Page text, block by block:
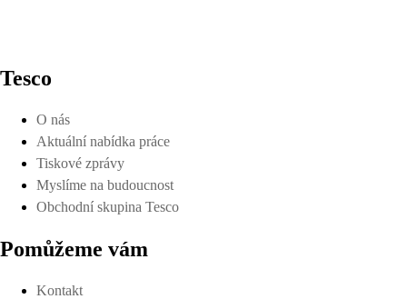
Tesco
O nás
Aktuální nabídka práce
Tiskové zprávy
Myslíme na budoucnost
Obchodní skupina Tesco
Pomůžeme vám
Kontakt